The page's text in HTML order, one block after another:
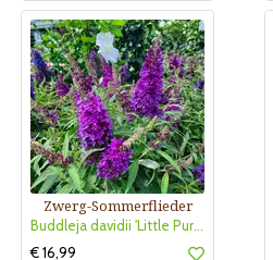
Zwerg-Sommerflieder
Buddleja davidii 'Little Purple'
€ 16,99